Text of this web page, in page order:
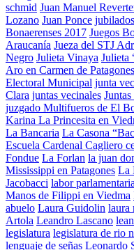
schmid Juan Manuel
Lozano Juan Ponce jubilados
Bonaerenses 2017 Juegos
Araucanía Jueza del STJ
Negro Julieta Vinaya Julieta
Aro en Carmen de Patagones
Electoral Municipal junta
Clara juntas vecinales
juzgado Multifueros de El
Karina La Princesita en
La Bancaria La Casona
Escuela Cardenal Cagliero
Fondue La Forlan la juan
Mississippi en Patagones La
Jacobacci labor parlamentaria
Manos de Filippi en Viedma
abuelo Laura Guidolin laura
Artola Leandro Lascano
legislatura legislatura de rio
lenguaje de señas Leonardo